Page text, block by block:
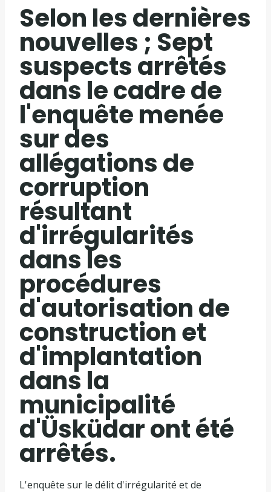
Selon les dernières
nouvelles ; Sept
suspects arrêtés
dans le cadre de
l'enquête menée
sur des
allégations de
corruption
résultant
d'irrégularités
dans les
procédures
d'autorisation de
construction et
d'implantation
dans la
municipalité
d'Üsküdar ont été
arrêtés.
L'enquête sur le délit d'irrégularité et de